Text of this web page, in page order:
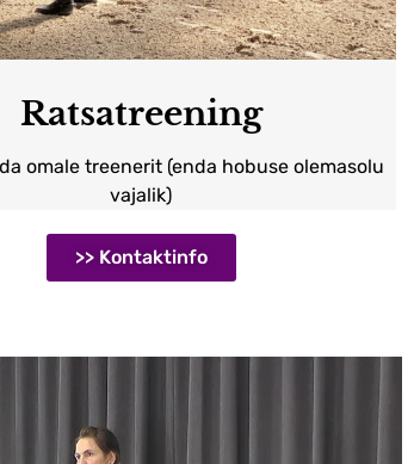
Ratsatreening
omale treenerit (enda hobuse olemasolu
vajalik)
>> Kontaktinfo